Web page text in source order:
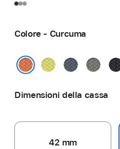
Colore - Curcuma
Giallo
Blu
Dimensioni della cassa
42 mm